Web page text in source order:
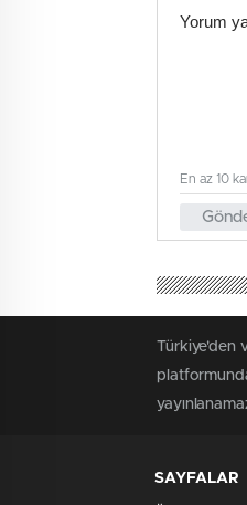
En az 10
Türkiye'den
SAYFALAR